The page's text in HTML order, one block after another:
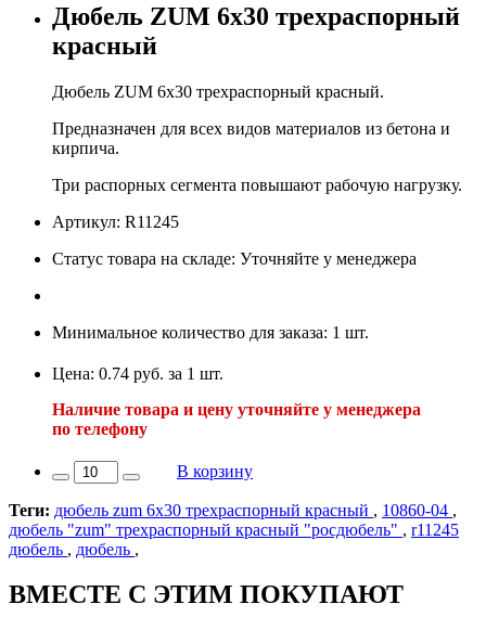
Дюбель ZUM 6х30 трехраспорный
красный
Дюбель ZUM 6х30 трехраспорный красный.
Предназначен для всех видов материалов из бетона и
кирпича.
Три распорных сегмента повышают рабочую нагрузку.
Артикул: R11245
Статус товара на складе: Уточняйте у менеджера
Минимальное количество для заказа: 1 шт.
Цена: 0.74 руб. за 1 шт.
Наличие товара и цену уточняйте у менеджера
по телефону
В корзину
Теги: дюбель zum 6х30 трехраспорный красный , 10860-04 ,
дюбель "zum" трехраспорный красный "росдюбель" , r11245
дюбель , дюбель ,
ВМЕСТЕ С ЭТИМ ПОКУПАЮТ